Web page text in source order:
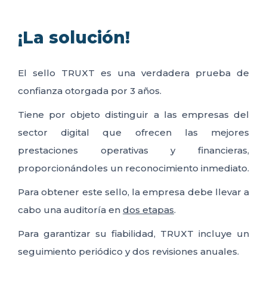
¡La solución!
El sello TRUXT es una verdadera prueba de
confianza otorgada por 3 años.
Tiene por objeto distinguir a las empresas del
sector digital que ofrecen las mejores
prestaciones operativas y financieras,
proporcionándoles un reconocimiento inmediato.
Para obtener este sello, la empresa debe llevar a
cabo una auditoría en dos etapas.
Para garantizar su fiabilidad, TRUXT incluye un
seguimiento periódico y dos revisiones anuales.